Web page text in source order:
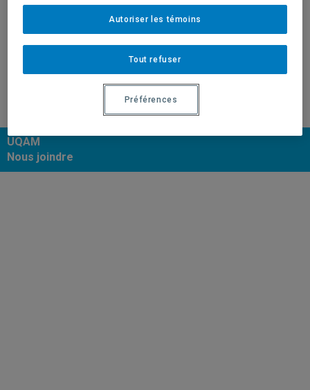
Rendez-vous sur lesite de l'événement
activités qui seront à la programmation lors de la
prochaine édition.
UQAM
Nous joindre
Tout refuser
Autoriser les témoins
Préférences